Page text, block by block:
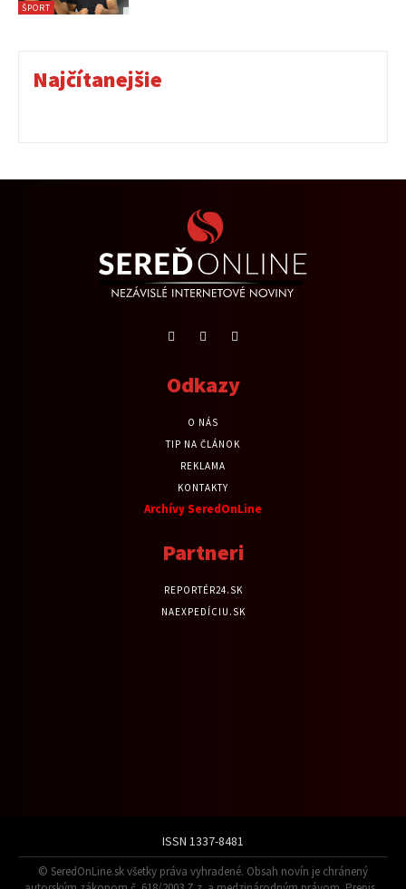
ŠPORT
Najčítanejšie
Odkazy
O NÁS
TIP NA ČLÁNOK
REKLAMA
KONTAKTY
Archívy SeredOnLine
Partneri
REPORTÉR24.SK
NAEXPEDÍCIU.SK
ISSN 1337-8481
© SeredOnLine.sk všetky práva vyhradené. Obsah novín je chránený